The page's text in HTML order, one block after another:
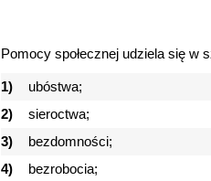
Pomocy społecznej udziela się w
1)
ubóstwa;
2)
sieroctwa;
3)
bezdomności;
4)
bezrobocia;